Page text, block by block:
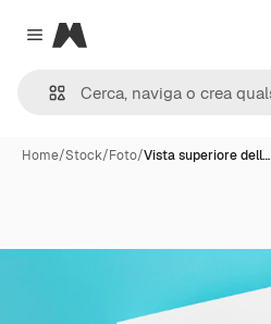
Close menu
Magnific
Home/Stock/Foto/Vista superiore dell…